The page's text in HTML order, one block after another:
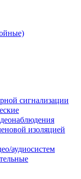
сигнализации
изоляцией
аудиосистем